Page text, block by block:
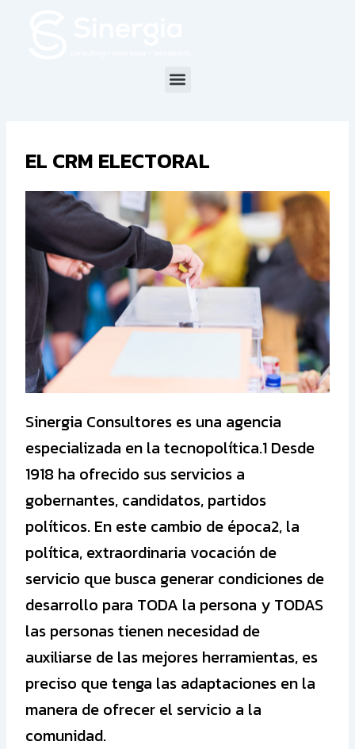
Menu
EL CRM ELECTORAL
Sinergia Consultores es una agencia
especializada en la tecnopolítica.1 Desde
1918 ha ofrecido sus servicios a
gobernantes, candidatos, partidos
políticos. En este cambio de época2, la
política, extraordinaria vocación de
servicio que busca generar condiciones de
desarrollo para TODA la persona y TODAS
las personas tienen necesidad de
auxiliarse de las mejores herramientas, es
preciso que tenga las adaptaciones en la
manera de ofrecer el servicio a la
comunidad.